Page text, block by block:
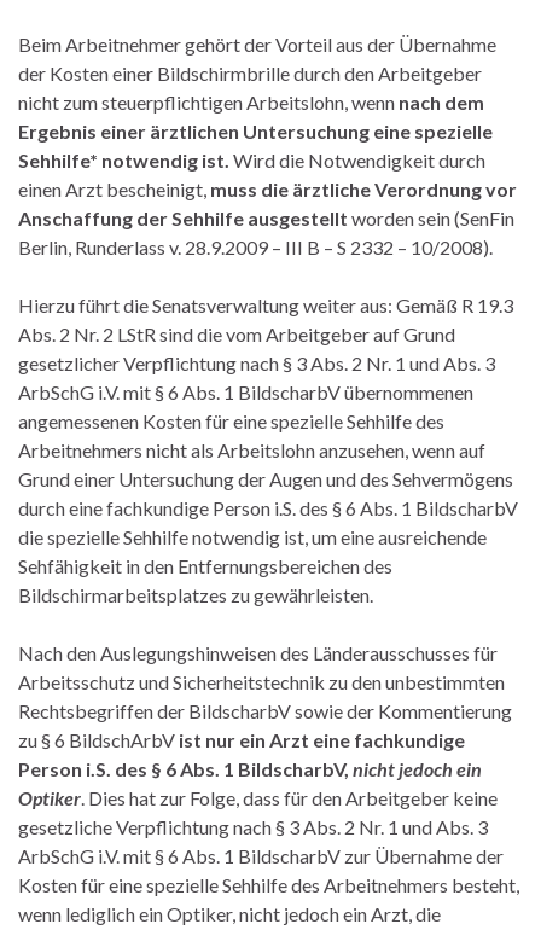
Beim Arbeitnehmer gehört der Vorteil aus der Übernahme
der Kosten einer Bildschirmbrille durch den Arbeitgeber
nicht zum steuerpflichtigen Arbeitslohn, wenn nach dem
Ergebnis einer ärztlichen Untersuchung eine spezielle
Sehhilfe* notwendig ist. Wird die Notwendigkeit durch
einen Arzt bescheinigt, muss die ärztliche Verordnung vor
Anschaffung der Sehhilfe ausgestellt worden sein (SenFin
Berlin, Runderlass v. 28.9.2009 – III B – S 2332 – 10/2008).
Hierzu führt die Senatsverwaltung weiter aus: Gemäß R 19.3
Abs. 2 Nr. 2 LStR sind die vom Arbeitgeber auf Grund
gesetzlicher Verpflichtung nach § 3 Abs. 2 Nr. 1 und Abs. 3
ArbSchG i.V. mit § 6 Abs. 1 BildscharbV übernommenen
angemessenen Kosten für eine spezielle Sehhilfe des
Arbeitnehmers nicht als Arbeitslohn anzusehen, wenn auf
Grund einer Untersuchung der Augen und des Sehvermögens
durch eine fachkundige Person i.S. des § 6 Abs. 1 BildscharbV
die spezielle Sehhilfe notwendig ist, um eine ausreichende
Sehfähigkeit in den Entfernungsbereichen des
Bildschirmarbeitsplatzes zu gewährleisten.
Nach den Auslegungshinweisen des Länderausschusses für
Arbeitsschutz und Sicherheitstechnik zu den unbestimmten
Rechtsbegriffen der BildscharbV sowie der Kommentierung
zu § 6 BildschArbV ist nur ein Arzt eine fachkundige
Person i.S. des § 6 Abs. 1 BildscharbV, nicht jedoch ein
Optiker. Dies hat zur Folge, dass für den Arbeitgeber keine
gesetzliche Verpflichtung nach § 3 Abs. 2 Nr. 1 und Abs. 3
ArbSchG i.V. mit § 6 Abs. 1 BildscharbV zur Übernahme der
Kosten für eine spezielle Sehhilfe des Arbeitnehmers besteht,
wenn lediglich ein Optiker, nicht jedoch ein Arzt, die